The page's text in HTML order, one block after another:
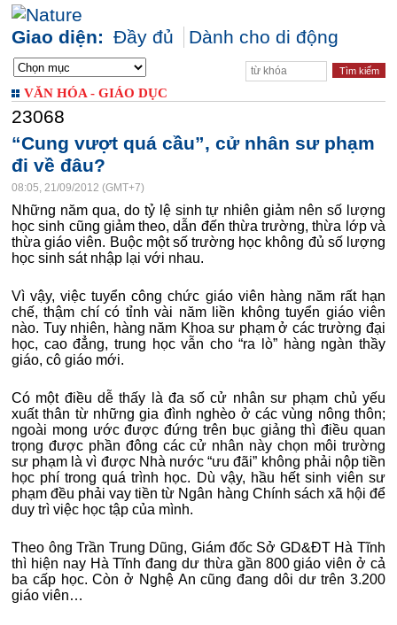
Giao diện: Đầy đủ Dành cho di động
VĂN HÓA - GIÁO DỤC
23068
“Cung vượt quá cầu”, cử nhân sư phạm
đi về đâu?
08:05, 21/09/2012 (GMT+7)
Những năm qua, do tỷ lệ sinh tự nhiên giảm nên số lượng
học sinh cũng giảm theo, dẫn đến thừa trường, thừa lớp và
thừa giáo viên. Buộc một số trường học không đủ số lượng
học sinh sát nhập lại với nhau.
Vì vậy, việc tuyển công chức giáo viên hàng năm rất hạn
chế, thậm chí có tỉnh vài năm liền không tuyển giáo viên
nào. Tuy nhiên, hàng năm Khoa sư phạm ở các trường đại
học, cao đẳng, trung học vẫn cho “ra lò” hàng ngàn thầy
giáo, cô giáo mới.
Có một điều dễ thấy là đa số cử nhân sư phạm chủ yếu
xuất thân từ những gia đình nghèo ở các vùng nông thôn;
ngoài mong ước được đứng trên bục giảng thì điều quan
trọng được phần đông các cử nhân này chọn môi trường
sư phạm là vì được Nhà nước “ưu đãi” không phải nộp tiền
học phí trong quá trình học. Dù vậy, hầu hết sinh viên sư
phạm đều phải vay tiền từ Ngân hàng Chính sách xã hội để
duy trì việc học tập của mình.
Theo ông Trần Trung Dũng, Giám đốc Sở GD&ĐT Hà Tĩnh
thì hiện nay Hà Tĩnh đang dư thừa gần 800 giáo viên ở cả
ba cấp học. Còn ở Nghệ An cũng đang dôi dư trên 3.200
giáo viên…